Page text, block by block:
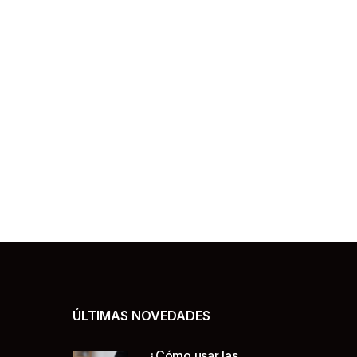
ÚLTIMAS NOVEDADES